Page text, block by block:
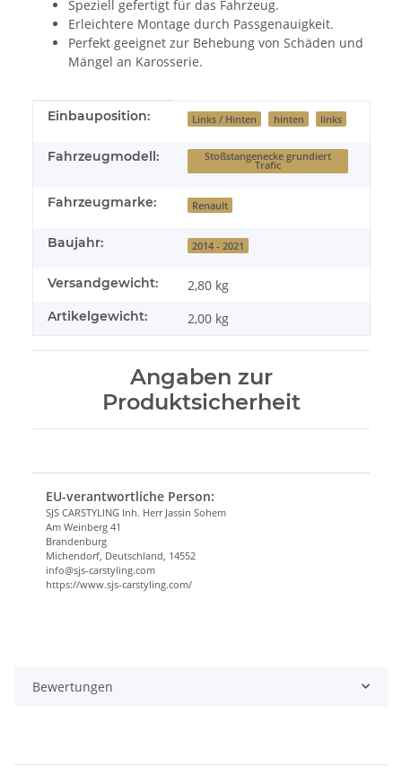
Speziell gefertigt für das Fahrzeug.
Erleichtere Montage durch Passgenauigkeit.
Perfekt geeignet zur Behebung von Schäden und
Mängel an Karosserie.
Produkteigenschaft
Wert
Einbauposition: Links / Hinten hinten links
Fahrzeugmodell: Stoßstangenecke grundiert
Trafic
Fahrzeugmarke: Renault
Baujahr: 2014 - 2021
Versandgewicht: 2,80 kg
Artikelgewicht: 2,00 kg
Angaben zur
Produktsicherheit
EU-verantwortliche Person:
SJS CARSTYLING Inh. Herr Jassin Sohem
Am Weinberg 41
Brandenburg
Michendorf, Deutschland, 14552
info@sjs-carstyling.com
https://www.sjs-carstyling.com/
Bewertungen